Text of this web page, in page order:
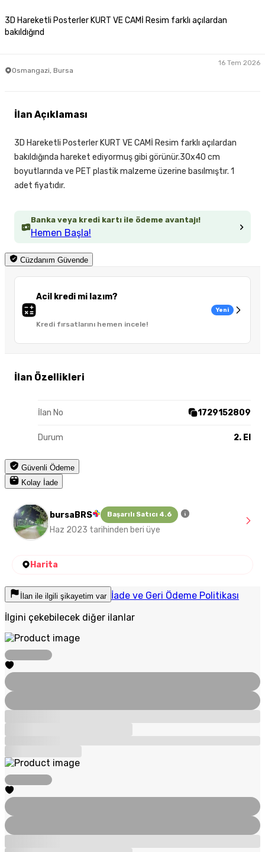
3D Hareketli Posterler KURT VE CAMİ Resim farklı açılardan
bakıldığınd
Osmangazi, Bursa
16 Tem 2026
Banka veya kredi kartı ile ödeme avantajı!
Hemen Başla!
Cüzdanım Güvende
Acil kredi mi lazım?
Kredi fırsatlarını hemen incele!
Yeni
İlan Özellikleri
İlan No 1729152809
Durum 2. El
Güvenli Ödeme
Kolay İade
İlan Açıklaması
3D Hareketli Posterler KURT VE CAMİ Resim farklı açılardan
bakıldığında hareket ediyormuş gibi görünür.30x40 cm
boyutlarında ve PET plastik malzeme üzerine basılmıştır. 1
adet fiyatıdır.
bursaBRS Başarılı Satıcı 4.6
Haz 2023 tarihinden beri üye
Harita
İlan ile ilgili şikayetim var İade ve Geri Ödeme Politikası
İlgini çekebilecek diğer ilanlar